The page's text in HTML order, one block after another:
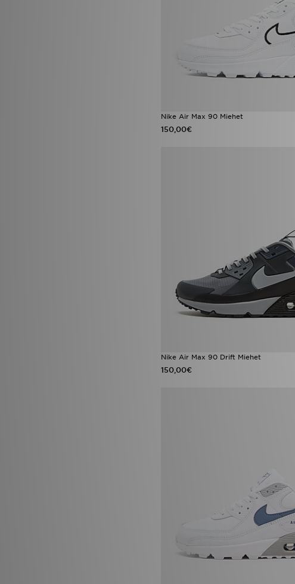
Nike Air Max 90 Miehet
150,00€
Nike Air Max 90 Drift Miehet
150,00€